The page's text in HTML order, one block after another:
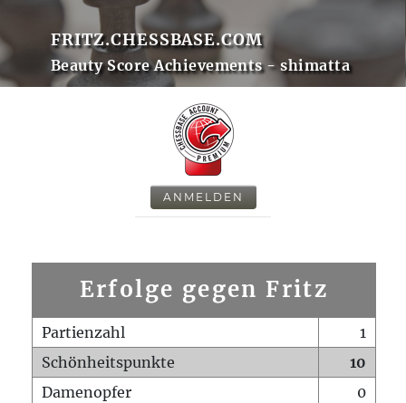
FRITZ.CHESSBASE.COM
Beauty Score Achievements - shimatta
ANMELDEN
Erfolge gegen Fritz
Partienzahl
1
Schönheitspunkte
10
Damenopfer
0